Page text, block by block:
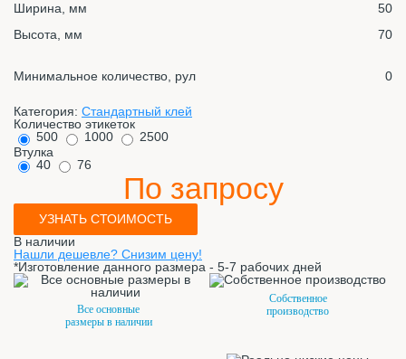
Ширина, мм
50
Высота, мм
70
Минимальное количество, рул 0
Категория: Стандартный клей
Количество этикеток
500
1000
2500
Втулка
40
76
По запросу
УЗНАТЬ СТОИМОСТЬ
В наличии
Нашли дешевле? Снизим цену!
*Изготовление данного размера - 5-7 рабочих дней
Все основные
размеры в наличии
Собственное
производство